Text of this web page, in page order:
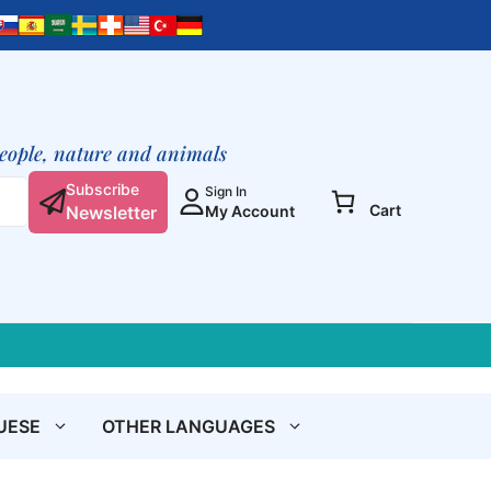
nature and animals
Subscribe
Newsletter
Sign In
My Account Cart
OTHER LANGUAGES